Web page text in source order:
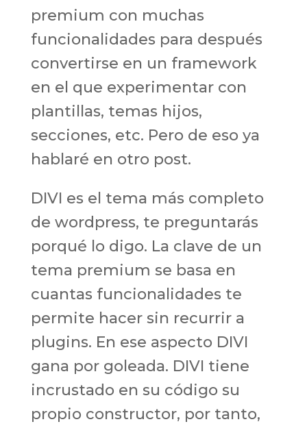
premium con muchas
funcionalidades para después
convertirse en un framework
en el que experimentar con
plantillas, temas hijos,
secciones, etc. Pero de eso ya
hablaré en otro post.
DIVI es el tema más completo
de wordpress, te preguntarás
porqué lo digo. La clave de un
tema premium se basa en
cuantas funcionalidades te
permite hacer sin recurrir a
plugins. En ese aspecto DIVI
gana por goleada. DIVI tiene
incrustado en su código su
propio constructor, por tanto,